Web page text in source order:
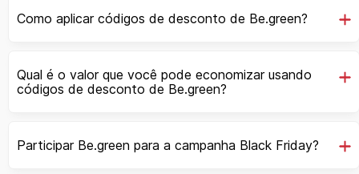
Como aplicar códigos de desconto de Be.green?
Qual é o valor que você pode economizar usando
códigos de desconto de Be.green?
Participar Be.green para a campanha Black Friday?